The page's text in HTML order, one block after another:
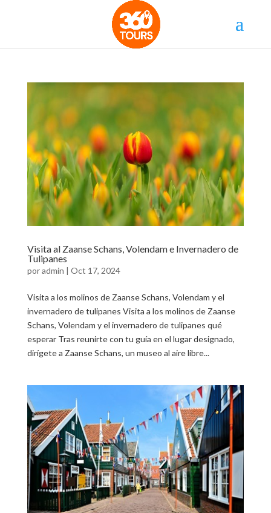
Visita al Zaanse Schans, Volendam e Invernadero de
Tulipanes
poradmin | Oct 17, 2024
Visita a los molinos de Zaanse Schans, Volendam y el
invernadero de tulipanes Visita a los molinos de Zaanse
Schans, Volendam y el invernadero de tulipanes qué
esperar Tras reunirte con tu guía en el lugar designado,
dirígete a Zaanse Schans, un museo al aire libre...